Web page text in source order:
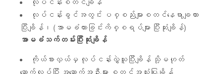
လုပ်ငန်းခွင်အတွင်း ပစ္စည်းများစတင်နေရာချထား
ပြီးချိန်၊ (အာမခံထားခြင်းကိစ္စရပ်များ ပြီးဆုံးချိန်)
အာမခံသက်တမ်းပြီးဆုံးချိန်
ကိုယ်စားလှယ်မှ လုပ်ငန်းလွှဲယူပြီးချိန် သို့မဟုတ်
‌ဆောက်လုပ်ပြီး အဆောက်အဦးများ စတင်အသုံးပြုချိန်